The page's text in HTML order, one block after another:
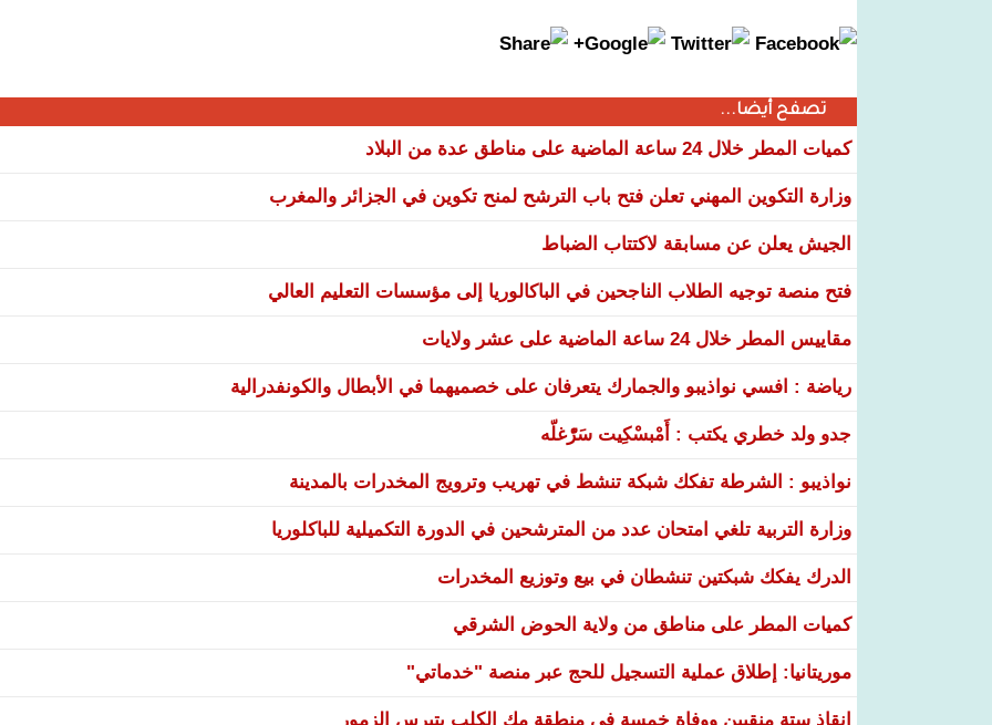
تصفح أيضا...
كميات المطر خلال 24 ساعة الماضية على مناطق عدة من البلاد
وزارة التكوين المهني تعلن فتح باب الترشح لمنح تكوين في الجزائر والمغرب
الجيش يعلن عن مسابقة لاكتتاب الضباط
فتح منصة توجيه الطلاب الناجحين في الباكالوريا إلى مؤسسات التعليم العالي
مقاييس المطر خلال 24 ساعة الماضية على عشر ولايات
رياضة : افسي نواذيبو والجمارك يتعرفان على خصميهما في الأبطال والكونفدرالية
جدو ولد خطري يكتب : أَمْبسْكِيت سَرّْغلّه
نواذيبو : الشرطة تفكك شبكة تنشط في تهريب وترويج المخدرات بالمدينة
وزارة التربية تلغي امتحان عدد من المترشحين في الدورة التكميلية للباكلوريا
الدرك يفكك شبكتين تنشطان في بيع وتوزيع المخدرات
كميات المطر على مناطق من ولاية الحوض الشرقي
موريتانيا: إطلاق عملية التسجيل للحج عبر منصة "خدماتي"
إنقاذ ستة منقبين ووفاة خمسة في منطقة مك الكلب بتيرس الزمور